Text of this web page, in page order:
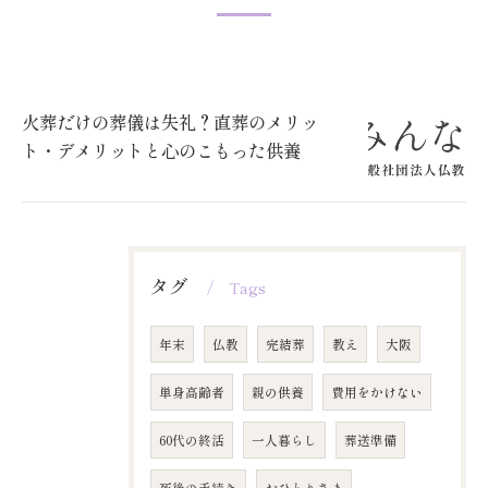
火葬だけの葬儀は失礼？直葬のメリッ
ト・デメリットと心のこもった供養
タグ Tags
年末 仏教 完結葬 教え 大阪
単身高齢者 親の供養 費用をかけない
60代の終活 一人暮らし 葬送準備